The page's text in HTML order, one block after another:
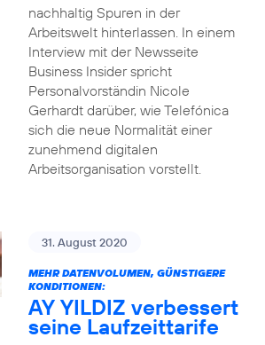
nachhaltig Spuren in der
Arbeitswelt hinterlassen. In einem
Interview mit der Newsseite
Business Insider spricht
Personalvorständin Nicole
Gerhardt darüber, wie Telefónica
sich die neue Normalität einer
zunehmend digitalen
Arbeitsorganisation vorstellt.
31. August 2020
MEHR DATENVOLUMEN, GÜNSTIGERE
KONDITIONEN:
AY YILDIZ verbessert
seine Laufzeittarife